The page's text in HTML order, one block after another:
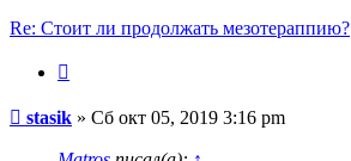
Re: Стоит ли продолжать мезотераппию?
Сообщение
stasik » Сб окт 05, 2019 3:16 pm